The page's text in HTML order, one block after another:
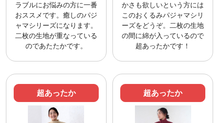
ラブルにお悩みの方に一番
おススメです。癒しのパジ
ャマシリーズになります。
二枚の生地が重なっている
のであたたかです。
かさも欲しいという方には
このおくるみパジャマシリ
ーズをどうぞ。二枚の生地
の間に綿が入っているので
超あったかです！
超あったか 超あったか